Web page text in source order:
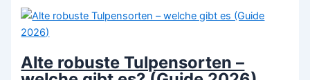
2026
Alte robuste Tulpensorten –